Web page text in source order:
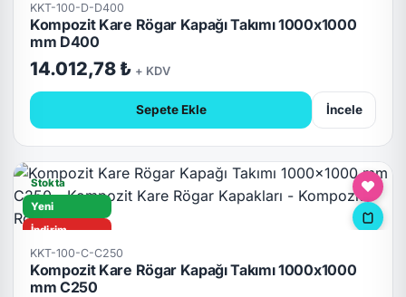
D400
Hızlı Teslimat
KKT-100-D-D400
Kompozit Kare Rögar Kapağı Takımı 1000x1000
mm D400
14.012,78 ₺ + KDV
Sepete Ekle İncele
Stokta
Yeni
İndirim
C250
Hızlı Teslimat
KKT-100-C-C250
Kompozit Kare Rögar Kapağı Takımı 1000x1000
mm C250